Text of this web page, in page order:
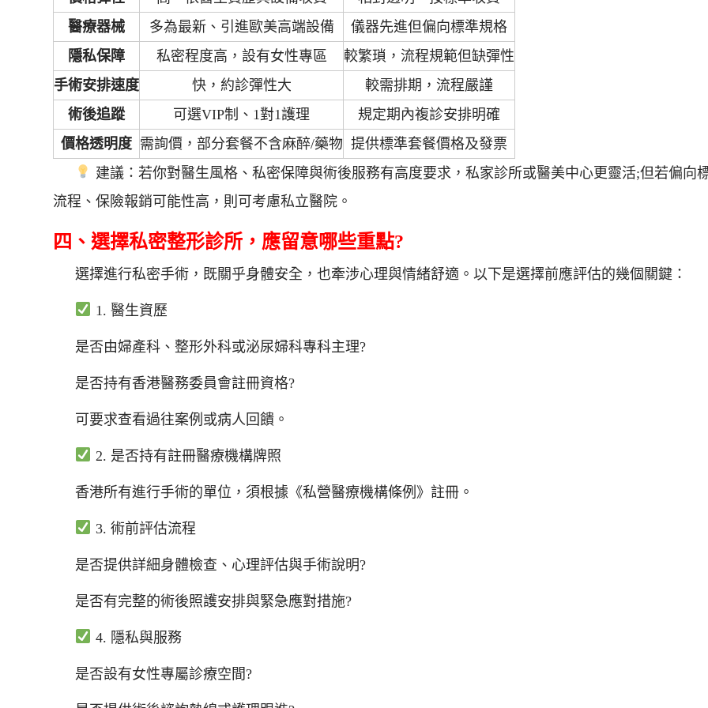
醫療器械
多為最新、引進歐美高端設備
儀器先進但偏向標準規格
隱私保障
私密程度高，設有女性專區
較繁瑣，流程規範但缺彈性
手術安排速度
快，約診彈性大
較需排期，流程嚴謹
術後追蹤
可選VIP制、1對1護理
規定期內複診安排明確
價格透明度 需詢價，部分套餐不含麻醉/藥物 提供標準套餐價格及發票
建議：若你對醫生風格、私密保障與術後服務有高度要求，私家診所或醫美中心更靈活;但若偏向
流程、保險報銷可能性高，則可考慮私立醫院。
四、選擇私密整形診所，應留意哪些重點?
選擇進行私密手術，既關乎身體安全，也牽涉心理與情緒舒適。以下是選擇前應評估的幾個關鍵：
1. 醫生資歷
是否由婦產科、整形外科或泌尿婦科專科主理?
是否持有香港醫務委員會註冊資格?
可要求查看過往案例或病人回饋。
2. 是否持有註冊醫療機構牌照
香港所有進行手術的單位，須根據《私營醫療機構條例》註冊。
3. 術前評估流程
是否提供詳細身體檢查、心理評估與手術說明?
是否有完整的術後照護安排與緊急應對措施?
4. 隱私與服務
是否設有女性專屬診療空間?